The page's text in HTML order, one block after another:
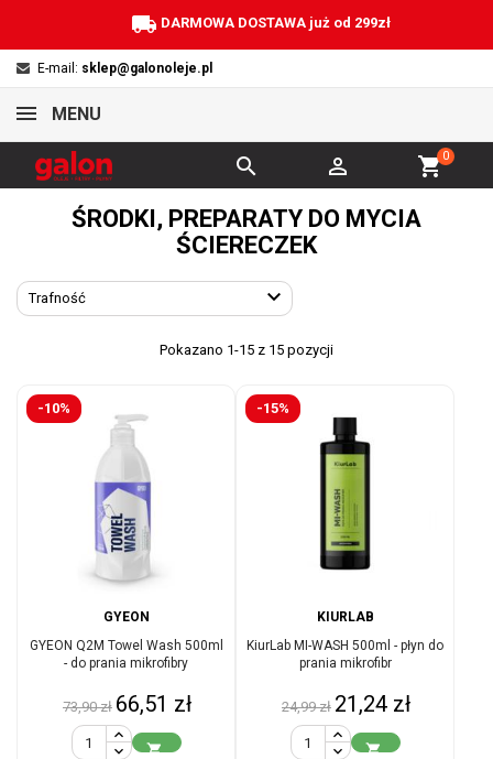
local_shipping DARMOWA DOSTAWA już od 299zł
E-mail: sklep@galonoleje.pl
MENU
shopping_cart0


ŚRODKI, PREPARATY DO MYCIA
ŚCIERECZEK
Trafność 
Pokazano 1-15 z 15 pozycji
-10%
GYEON
GYEON Q2M Towel Wash 500ml
- do prania mikrofibry
Cena
podstawowa
73,90 zł Cena
66,51 zł

-15%
KIURLAB
KiurLab MI-WASH 500ml - płyn do
prania mikrofibr
Cena
podstawowa
24,99 zł Cena
21,24 zł
